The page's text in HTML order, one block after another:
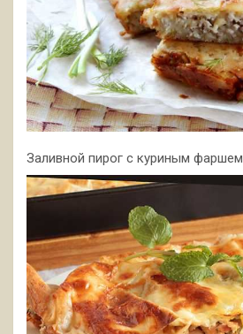
Заливной пирог с куриным фаршем